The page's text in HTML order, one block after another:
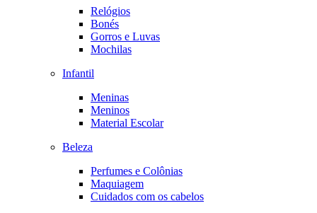
Relógios
Bonés
Gorros e Luvas
Mochilas
Infantil
Meninas
Meninos
Material Escolar
Beleza
Perfumes e Colônias
Maquiagem
Cuidados com os cabelos